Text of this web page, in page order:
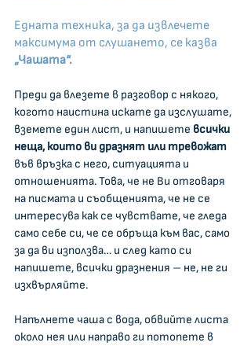
Едната техника, за да извлечете
максимума от слушането, се казва
„Чашата“.
Преди да влезете в разговор с някого,
когото наистина искате да изслушате,
вземете един лист, и напишете всички
неща, които ви дразнят или тревожат
във връзка с него, ситуацията и
отношенията. Това, че не Ви отговаря
на писмата и съобщенията, че не се
интересува как се чувствате, че гледа
само себе си, че се обръща към вас, само
за да ви използва… и след като си
напишете, всички дразнения – не, не ги
изхвърляйте.
Напълнете чаша с вода, обвийте листа
около нея или направо ги потопете в